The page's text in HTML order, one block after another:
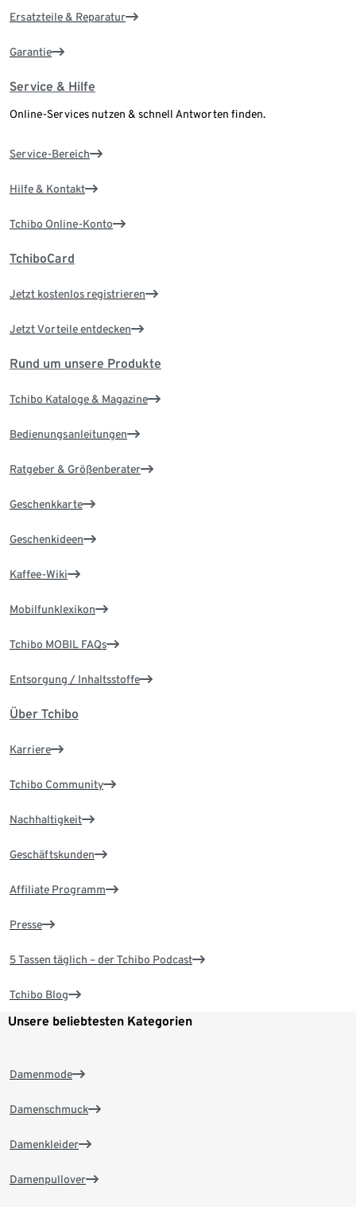
Ersatzteile & Reparatur
Garantie
Service & Hilfe
Online-Services nutzen & schnell Antworten finden.
Service-Bereich
Hilfe & Kontakt
Tchibo Online-Konto
TchiboCard
Jetzt kostenlos registrieren
Jetzt Vorteile entdecken
Rund um unsere Produkte
Tchibo Kataloge & Magazine
Bedienungsanleitungen
Ratgeber & Größenberater
Geschenkkarte
Geschenkideen
Kaffee-Wiki
Mobilfunklexikon
Tchibo MOBIL FAQs
Entsorgung / Inhaltsstoffe
Über Tchibo
Karriere
Tchibo Community
Nachhaltigkeit
Geschäftskunden
Affiliate Programm
Presse
5 Tassen täglich – der Tchibo Podcast
Tchibo Blog
Unsere beliebtesten Kategorien
Damenmode
Damenschmuck
Damenkleider
Damenpullover